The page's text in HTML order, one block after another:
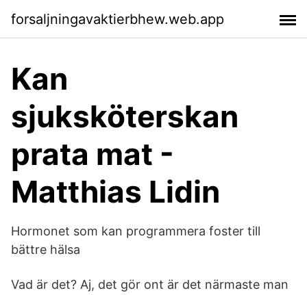
forsaljningavaktierbhew.web.app
Kan
sjuksköterskan
prata mat -
Matthias Lidin
Hormonet som kan programmera foster till
bättre hälsa
Vad är det? Aj, det gör ont är det närmaste man